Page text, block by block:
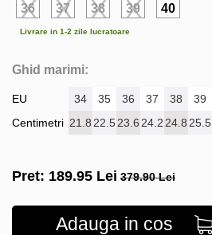
36 37 38 39 40
Livrare in 1-2 zile lucratoare
Ghid marimi:
EU
Centimetri
34 35 36 37 38 39
21.8 22.523.6 24.2 24.8 25.5
Pret: 189.95 Lei 379.90 Lei
Adauga in cos